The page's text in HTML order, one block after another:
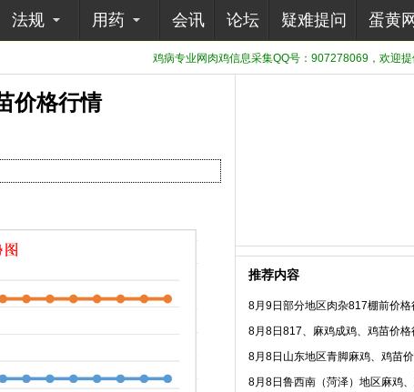
法规 用药 会讯 论坛 疑难提问 蛋黄网
鸡病专业网肉鸡信息采集QQ号：907278069，欢迎
价格行情
推荐内容
8月9日部分地区肉杂817棚前价格
8月8日817、麻鸡成鸡、鸡苗价格
8月8日山东地区青脚麻鸡、鸡苗
8月8日鲁西南（菏泽）地区麻鸡